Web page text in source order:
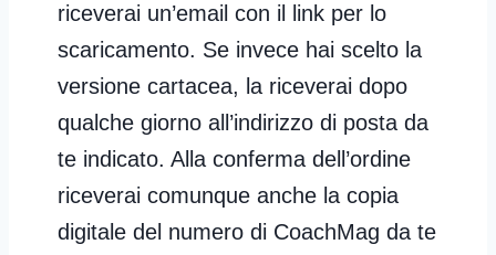
riceverai un’email con il link per lo
scaricamento. Se invece hai scelto la
versione cartacea, la riceverai dopo
qualche giorno all’indirizzo di posta da
te indicato. Alla conferma dell’ordine
riceverai comunque anche la copia
digitale del numero di CoachMag da te